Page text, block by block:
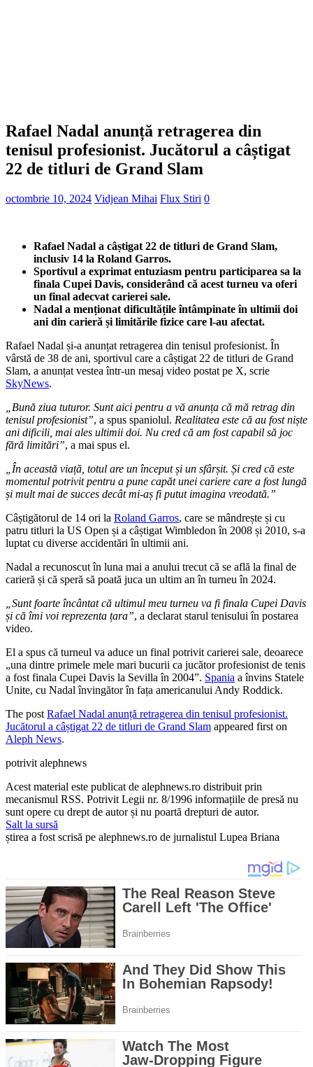
Rafael Nadal anunță retragerea din
tenisul profesionist. Jucătorul a câștigat
22 de titluri de Grand Slam
octombrie 10, 2024 Vidjean Mihai Flux Stiri 0
Rafael Nadal a câștigat 22 de titluri de Grand Slam,
inclusiv 14 la Roland Garros.
Sportivul a exprimat entuziasm pentru participarea sa la
finala Cupei Davis, considerând că acest turneu va oferi
un final adecvat carierei sale.
Nadal a menționat dificultățile întâmpinate în ultimii doi
ani din carieră și limitările fizice care l-au afectat.
Rafael Nadal și-a anunțat retragerea din tenisul profesionist. În
vârstă de 38 de ani, sportivul care a câștigat 22 de titluri de Grand
Slam, a anunțat vestea într-un mesaj video postat pe X, scrie
SkyNews.
„Bună ziua tuturor. Sunt aici pentru a vă anunța că mă retrag din
tenisul profesionist”, a spus spaniolul. Realitatea este că au fost niște
ani dificili, mai ales ultimii doi. Nu cred că am fost capabil să joc
fără limitări”, a mai spus el.
„În această viață, totul are un început și un sfârșit. Și cred că este
momentul potrivit pentru a pune capăt unei cariere care a fost lungă
și mult mai de succes decât mi-aș fi putut imagina vreodată.”
Câștigătorul de 14 ori la Roland Garros, care se mândrește și cu
patru titluri la US Open și a câștigat Wimbledon în 2008 și 2010, s-a
luptat cu diverse accidentări în ultimii ani.
Nadal a recunoscut în luna mai a anului trecut că se află la final de
carieră și că speră să poată juca un ultim an în turneu în 2024.
„Sunt foarte încântat că ultimul meu turneu va fi finala Cupei Davis
și că îmi voi reprezenta țara”, a declarat starul tenisului în postarea
video.
El a spus că turneul va aduce un final potrivit carierei sale, deoarece
„una dintre primele mele mari bucurii ca jucător profesionist de tenis
a fost finala Cupei Davis la Sevilla în 2004”. Spania a învins Statele
Unite, cu Nadal învingător în fața americanului Andy Roddick.
The post Rafael Nadal anunță retragerea din tenisul profesionist.
Jucătorul a câștigat 22 de titluri de Grand Slam appeared first on
Aleph News.
potrivit alephnews
Acest material este publicat de alephnews.ro distribuit prin
mecanismul RSS. Potrivit Legii nr. 8/1996 informațiile de presă nu
sunt opere cu drept de autor și nu poartă drepturi de autor.
Salt la sursă
știrea a fost scrisă pe alephnews.ro de jurnalistul Lupea Briana